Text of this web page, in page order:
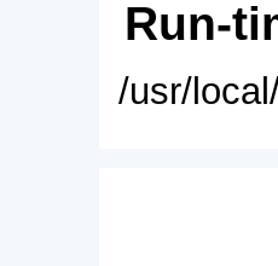
Run-
/usr/